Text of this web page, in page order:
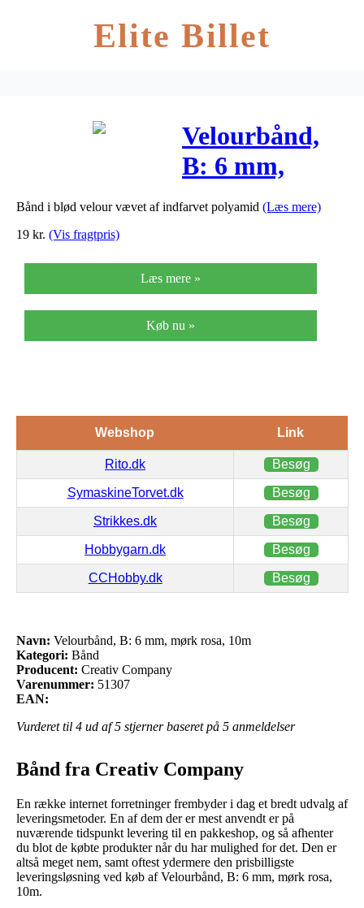
Elite Billet
Velourbånd,
B: 6 mm,
mørk rosa,
Bånd i blød velour vævet af indfarvet polyamid (Læs mere)
19 kr. (Vis fragtpris)
Læs mere »
Køb nu »
Webshop Link
Rito.dk Besøg
SymaskineTorvet.dk Besøg
Strikkes.dk Besøg
Hobbygarn.dk Besøg
CCHobby.dk Besøg
Navn: Velourbånd, B: 6 mm, mørk rosa, 10m
Kategori: Bånd
Producent: Creativ Company
Varenummer: 51307
EAN:
Vurderet til 4 ud af 5 stjerner baseret på 5 anmeldelser
Bånd fra Creativ Company
En række internet forretninger frembyder i dag et bredt udvalg af
leveringsmetoder. En af dem der er mest anvendt er på
nuværende tidspunkt levering til en pakkeshop, og så afhenter
du blot de købte produkter når du har mulighed for det. Den er
altså meget nem, samt oftest ydermere den prisbilligste
leveringsløsning ved køb af Velourbånd, B: 6 mm, mørk rosa,
10m.